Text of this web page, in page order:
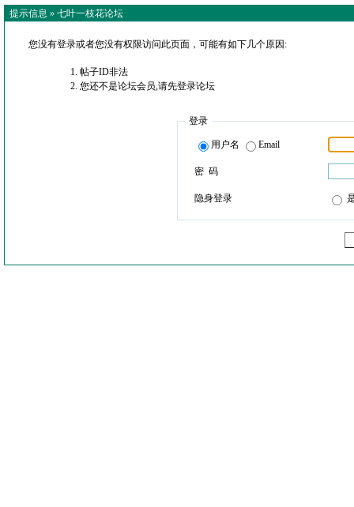
提示信息 » 七叶一枝花论坛
您没有登录或者您没有权限访问此页面，可能有如下几个原因:
帖子ID非法
您还不是论坛会员,请先登录论坛
登录
用户名 Email
密 码
隐身登录